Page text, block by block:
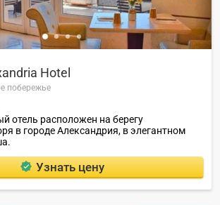
Hotel
побережье
отель расположен на берегу
в городе Александрия, в элегантном
Узнать цену